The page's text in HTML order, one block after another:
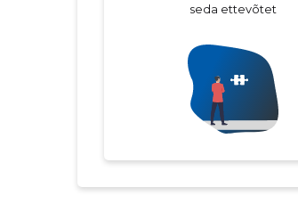
seda ettevõtet